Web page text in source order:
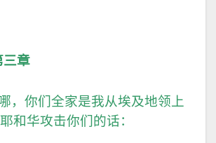
三章
，你们全家是我从埃及地领上
和华攻击你们的话：